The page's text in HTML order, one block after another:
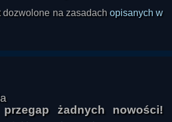
na zasadach opisanych w
przegap żadnych nowości!